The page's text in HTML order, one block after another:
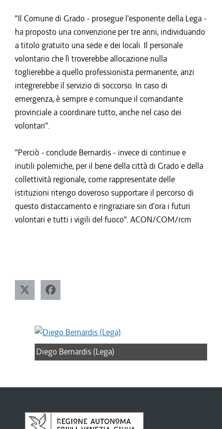
"Il Comune di Grado - prosegue l'esponente della Lega -
ha proposto una convenzione per tre anni, individuando
a titolo gratuito una sede e dei locali. Il personale
volontario che lì troverebbe allocazione nulla
toglierebbe a quello professionista permanente, anzi
integrerebbe il servizio di soccorso. In caso di
emergenza, è sempre e comunque il comandante
provinciale a coordinare tutto, anche nel caso dei
volontari".
"Perciò - conclude Bernardis - invece di continue e
inutili polemiche, per il bene della città di Grado e della
collettività regionale, come rappresentate delle
istituzioni ritengo doveroso supportare il percorso di
questo distaccamento e ringraziare sin d'ora i futuri
volontari e tutti i vigili del fuoco". ACON/COM/rcm
Diego Bernardis (Lega)